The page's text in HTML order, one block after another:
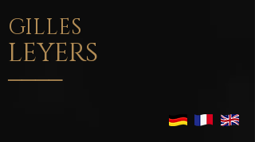
GILLES
LEYERS
____